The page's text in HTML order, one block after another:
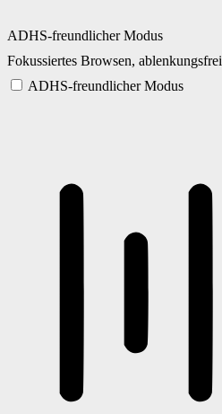
ADHS-freundlicher Modus
Fokussiertes Browsen, ablenkungsfrei
ADHS-freundlicher Modus